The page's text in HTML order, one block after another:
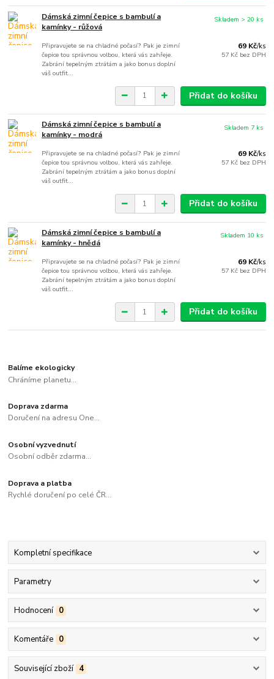
Dámská zimní čepice s bambulí a
kamínky - růžová
Připravujete se na chladné počasí? Pak je zimní
čepice tou správnou volbou, která vás zahřeje.
Zabrání tepelným ztrátám a jako bonus doplní
váš outfit...
69 Kč/ks
57 Kč bez DPH
Skladem > 20 ks
Přidat do košíku
Dámská zimní čepice s bambulí a
kamínky - modrá
Připravujete se na chladné počasí? Pak je zimní
čepice tou správnou volbou, která vás zahřeje.
Zabrání tepelným ztrátám a jako bonus doplní
váš outfit...
69 Kč/ks
57 Kč bez DPH
Skladem 7 ks
Přidat do košíku
Dámská zimní čepice s bambulí a
kamínky - hnědá
Připravujete se na chladné počasí? Pak je zimní
čepice tou správnou volbou, která vás zahřeje.
Zabrání tepelným ztrátám a jako bonus doplní
váš outfit...
69 Kč/ks
57 Kč bez DPH
Skladem 10 ks
Přidat do košíku
Balíme ekologicky
Chráníme planetu...
Doprava zdarma
Doručení na adresu One...
Osobní vyzvednutí
Osobní odběr zdarma...
Doprava a platba
Rychlé doručení po celé ČR...
Kompletní specifikace
Parametry
Hodnocení 0
Komentáře 0
Související zboží 4